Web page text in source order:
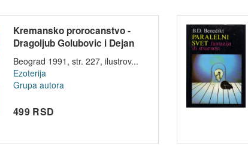
Kremansko prorocanstvo -
Dragoljub Golubovic i Dejan
Malenko...
Beograd 1991, str. 227, ilustrov...
Ezoterija
Grupa autora
499 RSD